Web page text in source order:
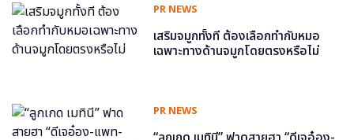
PR NEWS
เสริมจมูกทั้งที ต้องเลือกทำกับหมอ
เฉพาะทางด้านจมูกโดยตรงหรือไม่
PR NEWS